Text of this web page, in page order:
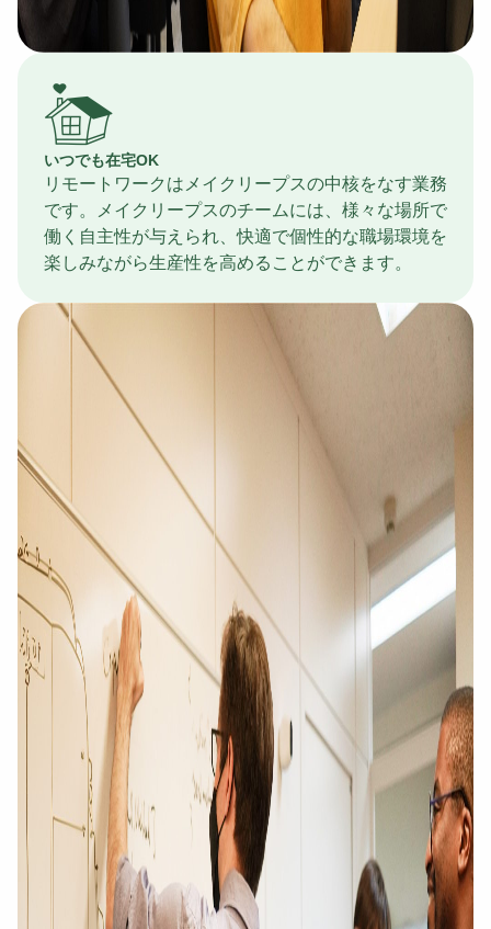
いつでも在宅OK
リモートワークはメイクリープスの中核をなす業務
です。メイクリープスのチームには、様々な場所で
働く自主性が与えられ、快適で個性的な職場環境を
楽しみながら生産性を高めることができます。